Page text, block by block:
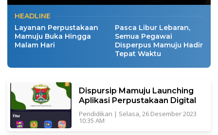
HEADLINE
Layanan Perpustakaan
Mamuju Buka Hingga
Malam Hari
Pasca Libur Lebaran,
Semua Pegawai
Disperpus Mamuju Hadir
Tepat Waktu
Dispursip Mamuju Launching
Aplikasi Perpustakaan Digital
Pendidikan | Selasa, 26 Desember 2023
10:35 AM